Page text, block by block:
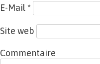
E-Mail *
Site web
Commentaire